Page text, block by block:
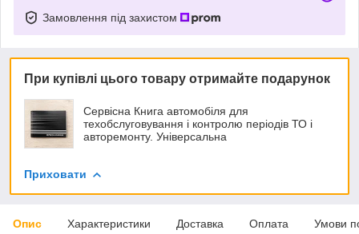
Замовлення під захистом
При купівлі цього товару отримайте подарунок
Сервісна Книга автомобіля для
техобслуговування і контролю періодів ТО і
авторемонту. Універсальна
Приховати
Опис Характеристики Доставка Оплата Умови